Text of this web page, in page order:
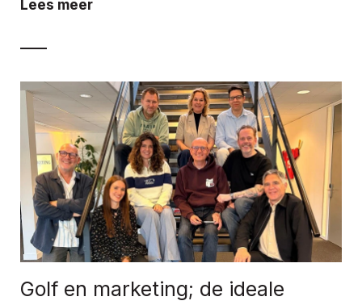
Lees meer
Golf en marketing; de ideale